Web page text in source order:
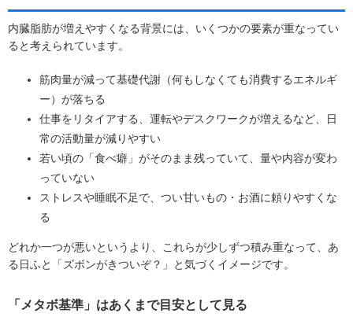
内臓脂肪が増えやすくなる背景には、いくつかの要素が重なってい
ると考えられています。
筋肉量が減って基礎代謝（何もしなくても消費するエネルギ
ー）が落ちる
仕事をリタイアする、運転やデスクワークが増えるなど、日
常の活動量が減りやすい
若い頃の「食べ癖」がそのまま残っていて、量や内容が変わ
っていない
ストレスや睡眠不足で、つい甘いもの・お酒に頼りやすくな
る
どれか一つが悪いというより、これらが少しずつ積み重なって、あ
る日ふと「ズボンがきついぞ？」と気づくイメージです。
「メタボ基準」はあくまで目安として見る